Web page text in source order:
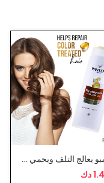
شامبو يعالج التلف ويحمي من التقصف - بانتين
دك